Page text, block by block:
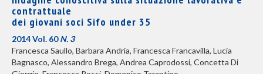
contrattuale
dei giovani soci Sifo under 35
2014 Vol. 60N. 3
Francesca Saullo, Barbara Andria, Francesca Francavilla, Lucia
Bagnasco, Alessandro Brega, Andrea Caprodossi, Concetta Di